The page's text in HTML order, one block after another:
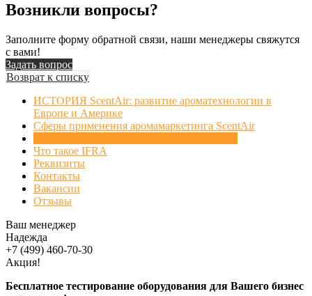
Возникли вопросы?
Заполните форму обратной связи, наши менеджеры свяжутся
с вами!
Задать вопрос
Возврат к списку
ИСТОРИЯ ScentAir: развитие ароматехнологии в
Европе и Америке
Сферы применения аромамаркетинга ScentAir
Что такое IFRA
Реквизиты
Контакты
Вакансии
Отзывы
Ваш менеджер
Надежда
+7 (499) 460-70-30
Акция!
Бесплатное тестирование оборудования для Вашего бизнес